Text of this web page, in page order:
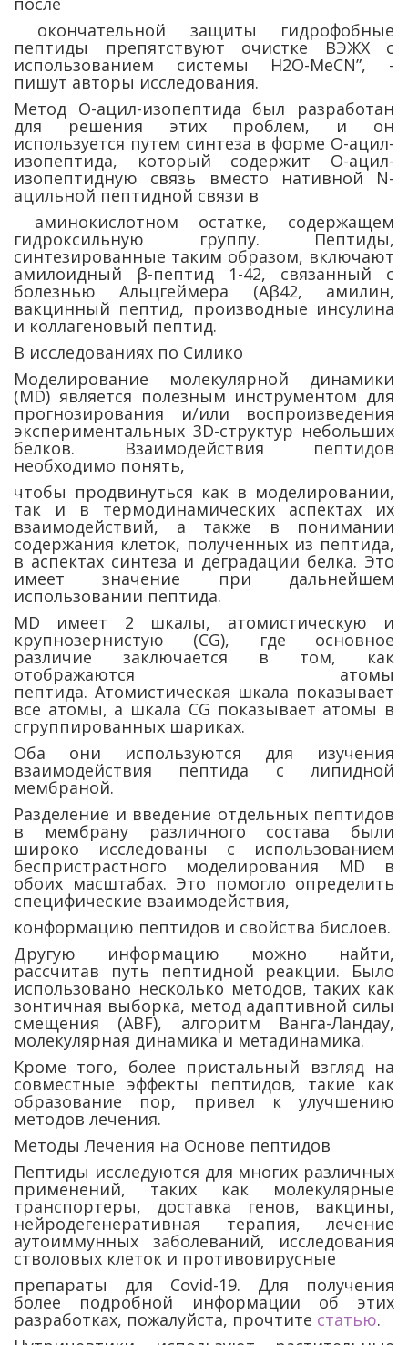
окончательной защиты гидрофобные
пептиды препятствуют очистке ВЭЖХ с
использованием системы H2O-MeCN”, -
пишут авторы исследования.
Метод О-ацил-изопептида был разработан
для решения этих проблем, и он
используется путем синтеза в форме О-ацил-
изопептида, который содержит О-ацил-
изопептидную связь вместо нативной N-
ацильной пептидной связи в
аминокислотном остатке, содержащем
гидроксильную группу. Пептиды,
синтезированные таким образом, включают
амилоидный β-пептид 1-42, связанный с
болезнью Альцгеймера (Aβ42, амилин,
вакцинный пептид, производные инсулина
и коллагеновый пептид.
В исследованиях по Силико
Моделирование молекулярной динамики
(MD) является полезным инструментом для
прогнозирования и/или воспроизведения
экспериментальных 3D-структур небольших
белков. Взаимодействия пептидов
необходимо понять,
чтобы продвинуться как в моделировании,
так и в термодинамических аспектах их
взаимодействий, а также в понимании
содержания клеток, полученных из пептида,
в аспектах синтеза и деградации белка. Это
имеет значение при дальнейшем
использовании пептида.
MD имеет 2 шкалы, атомистическую и
крупнозернистую (CG), где основное
различие заключается в том, как
отображаются атомы
пептида. Атомистическая шкала показывает
все атомы, а шкала CG показывает атомы в
сгруппированных шариках.
Оба они используются для изучения
взаимодействия пептида с липидной
мембраной.
Разделение и введение отдельных пептидов
в мембрану различного состава были
широко исследованы с использованием
беспристрастного моделирования MD в
обоих масштабах. Это помогло определить
специфические взаимодействия,
конформацию пептидов и свойства бислоев.
Другую информацию можно найти,
рассчитав путь пептидной реакции. Было
использовано несколько методов, таких как
зонтичная выборка, метод адаптивной силы
смещения (ABF), алгоритм Ванга-Ландау,
молекулярная динамика и метадинамика.
Кроме того, более пристальный взгляд на
совместные эффекты пептидов, такие как
образование пор, привел к улучшению
методов лечения.
Методы Лечения на Основе пептидов
Пептиды исследуются для многих различных
применений, таких как молекулярные
транспортеры, доставка генов, вакцины,
нейродегенеративная терапия, лечение
аутоиммунных заболеваний, исследования
стволовых клеток и противовирусные
препараты для Covid-19. Для получения
более подробной информации об этих
разработках, пожалуйста, прочтите статью.